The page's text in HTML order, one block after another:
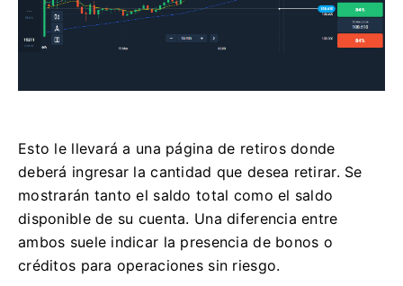
Esto le llevará a una página de retiros donde
deberá ingresar la cantidad que desea retirar. Se
mostrarán tanto el saldo total como el saldo
disponible de su cuenta. Una diferencia entre
ambos suele indicar la presencia de bonos o
créditos para operaciones sin riesgo.